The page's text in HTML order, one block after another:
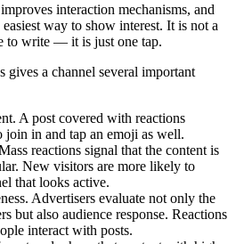
interaction mechanisms, and
way to show interest. It is not a
to write — it is just one tap.
gives a channel several important
A post covered with reactions
join in and tap an emoji as well.
reactions signal that the content is
New visitors are more likely to
that looks active.
Advertisers evaluate not only the
but also audience response. Reactions
interact with posts.